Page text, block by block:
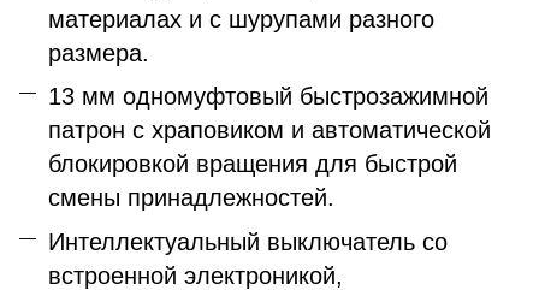
материалах и с шурупами разного
размера.
13 мм одномуфтовый быстрозажимной
патрон с храповиком и автоматической
блокировкой вращения для быстрой
смены принадлежностей.
Интеллектуальный выключатель со
встроенной электроникой,